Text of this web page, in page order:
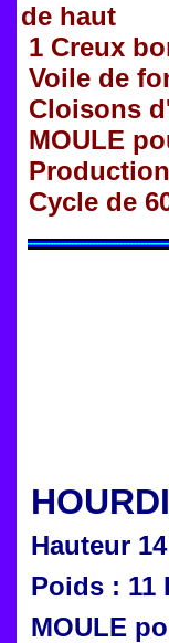
de haut
1 Creux
Voile de
Cloisons
MOULE
Cycle de
Hauteur
Poids : 11
MOULE